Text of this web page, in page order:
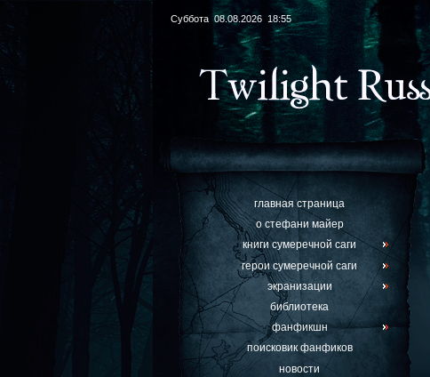
Суббота 08.08.2026 18:55
главная страница
о стефани майер
книги сумеречной саги
герои сумеречной саги
экранизации
библиотека
фанфикшн
поисковик фанфиков
новости